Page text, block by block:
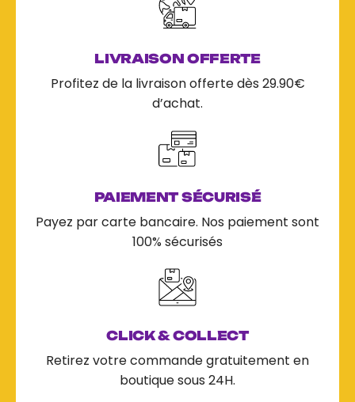
LIVRAISON OFFERTE
Profitez de la livraison offerte dès 29.90€
d’achat.
PAIEMENT SÉCURISÉ
Payez par carte bancaire. Nos paiement sont
100% sécurisés
CLICK & COLLECT
Retirez votre commande gratuitement en
boutique sous 24H.